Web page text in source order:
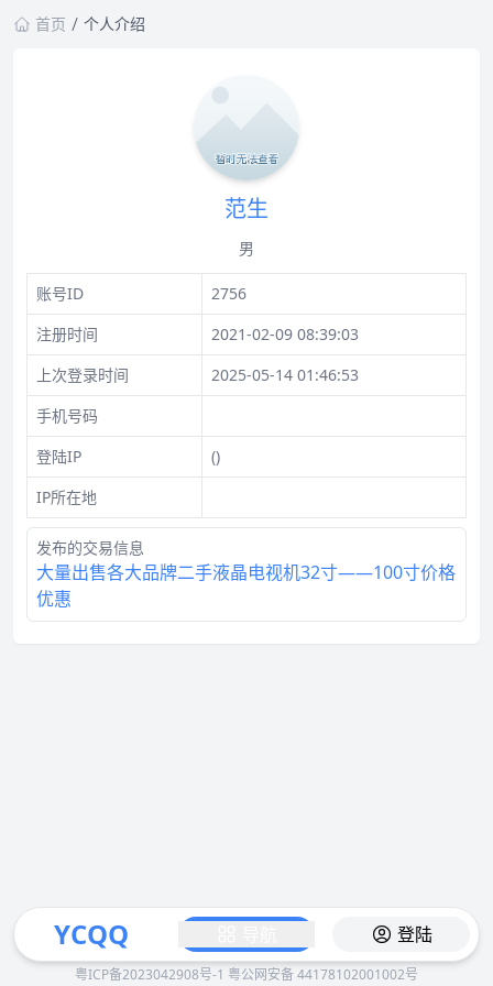
首页 个人介绍
范生
男
账号ID
2756
注册时间
2021-02-09 08:39:03
上次登录时间
2025-05-14 01:46:53
手机号码
登陆IP
()
IP所在地
发布的交易信息
大量出售各大品牌二手液晶电视机32寸——100寸价格
优惠
YCQQ 登陆
粤ICP备2023042908号-1 粤公网安备 44178102001002号